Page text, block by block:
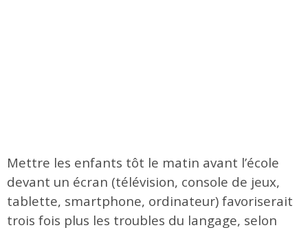
Mettre les enfants tôt le matin avant l’école
devant un écran (télévision, console de jeux,
tablette, smartphone, ordinateur) favoriserait
trois fois plus les troubles du langage, selon